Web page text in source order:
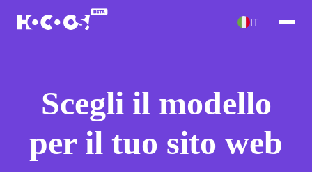
IT
Scegli il modello
per il tuo sito web